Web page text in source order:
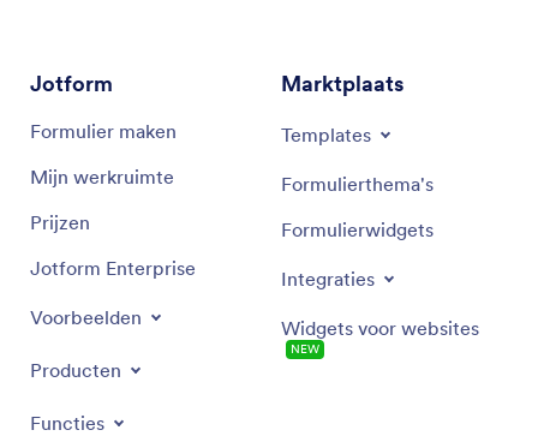
Jotform
Formulier maken
Mijn werkruimte
Prijzen
Jotform Enterprise
Voorbeelden
Producten
Functies
Marktplaats
Templates
Formulierthema's
Formulierwidgets
Integraties
Widgets voor websites
NEW